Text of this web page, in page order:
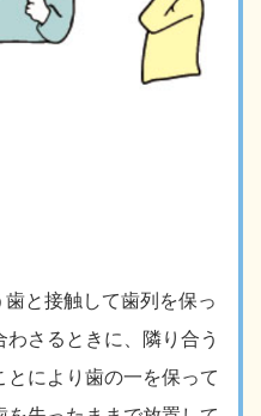
と接触して歯列を保っ
さるときに、隣り合う
により歯の一を保って